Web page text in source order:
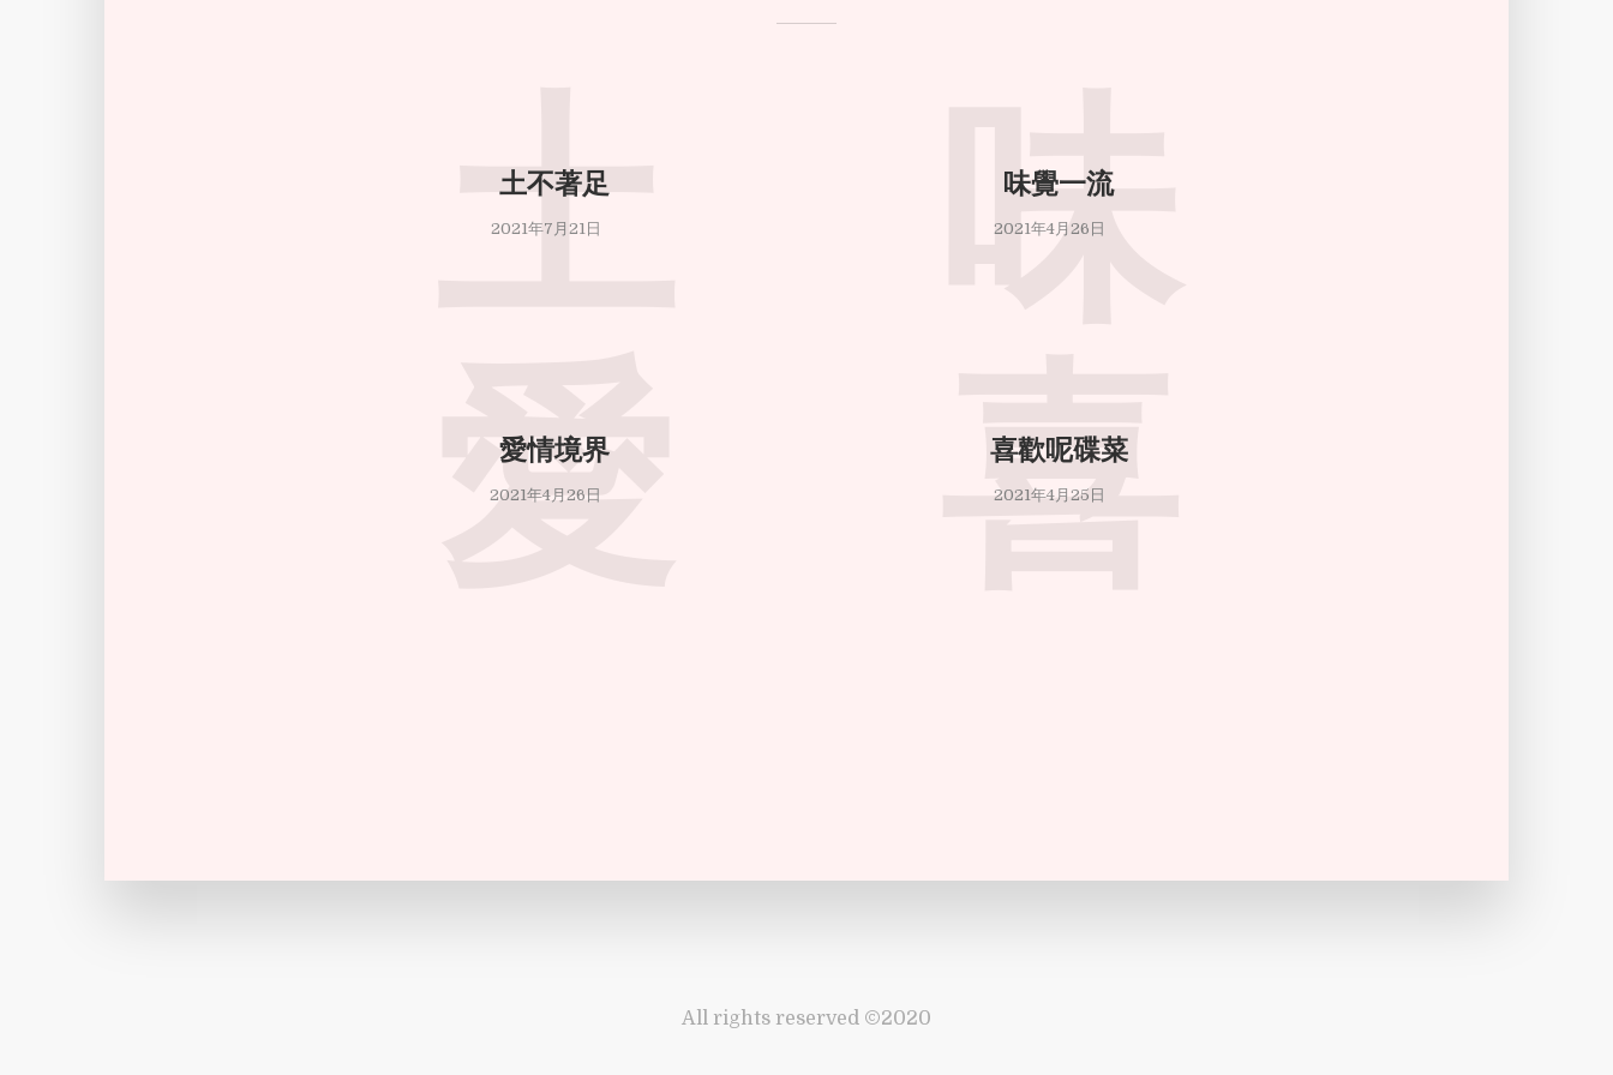
土不著足
2021年7月21日
土 味覺一流
2021年4月26日
味
愛情境界
2021年4月26日
愛 喜歡呢碟菜
2021年4月25日
喜
All rights reserved ©2020